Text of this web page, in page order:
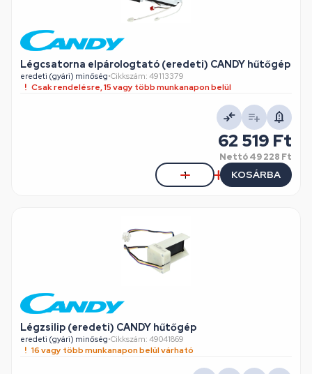
Légcsatorna elpárologtató (eredeti) CANDY hűtőgép
eredeti (gyári) minőség•Cikkszám: 49113379
Csak rendelésre, 15 vagy több munkanapon belül
62 519 Ft
Nettó49 228 Ft
KOSÁRBA
Légzsilip (eredeti) CANDY hűtőgép
eredeti (gyári) minőség•Cikkszám: 49041869
16 vagy több munkanapon belül várható